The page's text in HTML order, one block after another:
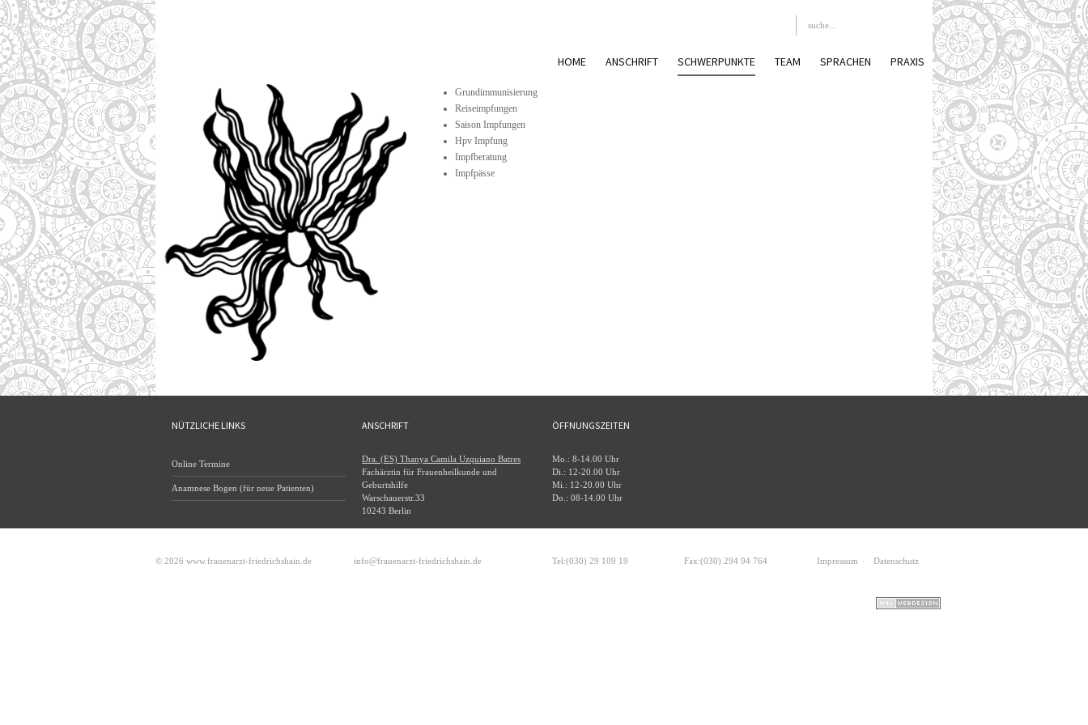
HOME ANSCHRIFT SCHWERPUNKTE TEAM SPRACHEN PRAXIS
Grundimmunisierung
Reiseimpfungen
Saison Impfungen
Hpv Impfung
Impfberatung
Impfpässe
NÜTZLICHE LINKS
Online Termine
Anamnese Bogen (für neue Patienten)
ANSCHRIFT
Dra. (ES) Thanya Camila Uzquiano Batres
Fachärztin für Frauenheilkunde und
Geburtshilfe
Warschauerstr.33
10243 Berlin
ÖFFNUNGSZEITEN
Mo.: 8-14.00 Uhr
Di.: 12-20.00 Uhr
Mi.: 12-20.00 Uhr
Do.: 08-14.00 Uhr
© 2026 www.frauenarzt-friedrichshain.de info@frauenarzt-friedrichshain.de Tel:(030) 29 109 19 Fax:(030) 294 94 764 Impressum Datenschutz